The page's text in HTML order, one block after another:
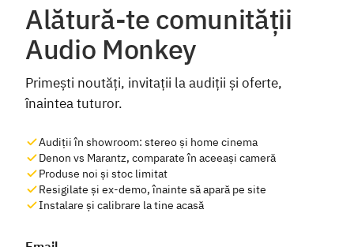
Alătură-te comunității
Audio Monkey
Primești noutăți, invitații la audiții și oferte,
înaintea tuturor.
Audiții în showroom: stereo și home cinema
Denon vs Marantz, comparate în aceeași cameră
Produse noi și stoc limitat
Resigilate și ex-demo, înainte să apară pe site
Instalare și calibrare la tine acasă